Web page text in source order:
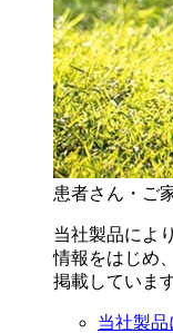
患者さん・ご
当社製品によ
情報をはじめ
掲載しています
当社製